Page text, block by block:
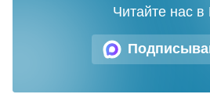
Читайте нас в